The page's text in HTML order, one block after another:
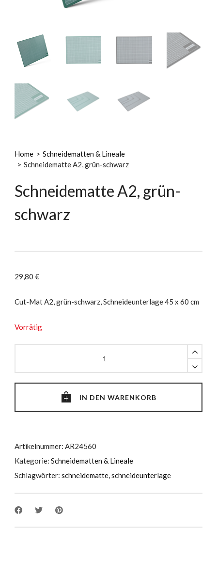
Home > Schneidematten & Lineale
> Schneidematte A2, grün-schwarz
Schneidematte A2, grün-
schwarz
29,80 €
Cut-Mat A2, grün-schwarz, Schneideunterlage 45 x 60 cm
Vorrätig
grün-
schwarz
IN DEN WARENKORB
Artikelnummer: AR24560
Kategorie: Schneidematten & Lineale
Schlagwörter: schneidematte,schneideunterlage